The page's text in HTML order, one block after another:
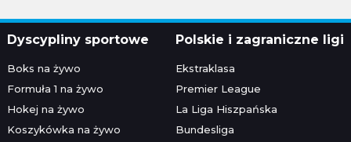
Dyscypliny sportowe
Boks na żywo
Formuła 1 na żywo
Hokej na żywo
Koszykówka na żywo
Polskie i zagraniczne ligi
Ekstraklasa
Premier League
La Liga Hiszpańska
Bundesliga